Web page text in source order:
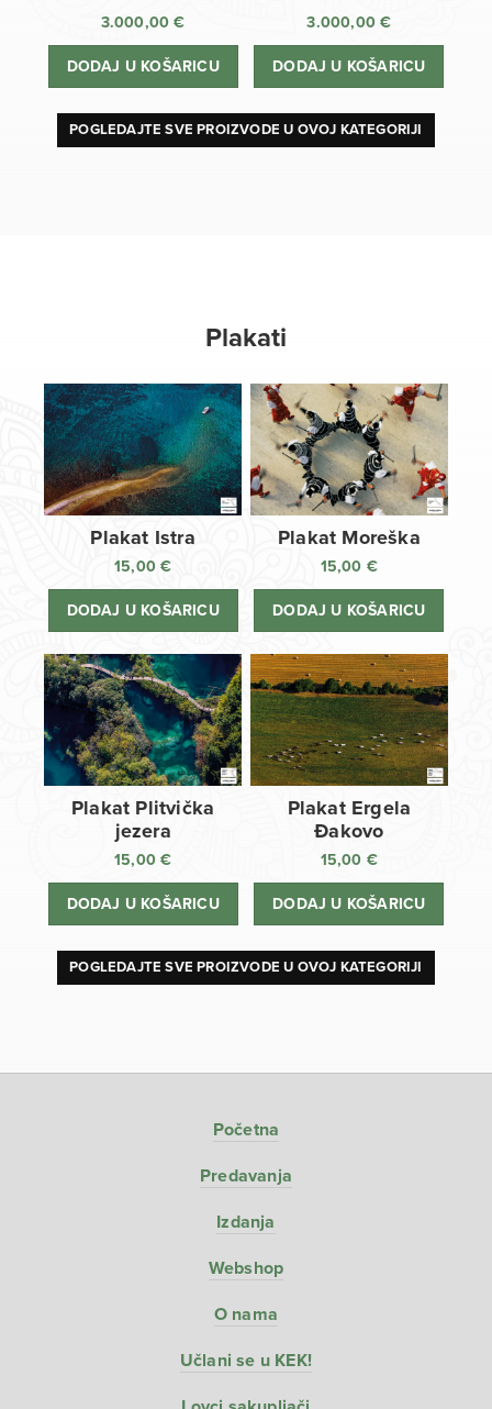
3.000,00€
DODAJ U KOŠARICU
3.000,00€
DODAJ U KOŠARICU
POGLEDAJTE SVE PROIZVODE U OVOJ KATEGORIJI
Plakati
Plakat Istra
15,00€
DODAJ U KOŠARICU
Plakat Moreška
15,00 €
DODAJ U KOŠARICU
Plakat Plitvička
jezera
15,00€
DODAJ U KOŠARICU
Plakat Ergela
Đakovo
15,00 €
DODAJ U KOŠARICU
POGLEDAJTE SVE PROIZVODE U OVOJ KATEGORIJI
Početna
Predavanja
Izdanja
Webshop
O nama
Učlani se u KEK!